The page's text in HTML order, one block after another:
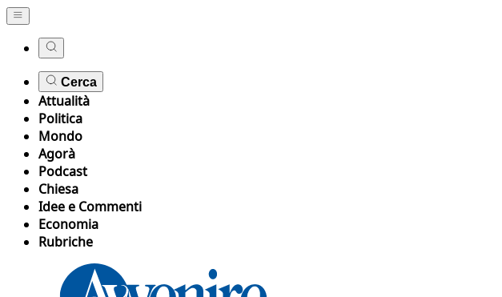
Cerca
Attualità
Politica
Mondo
Agorà
Podcast
Chiesa
Idee e Commenti
Economia
Rubriche